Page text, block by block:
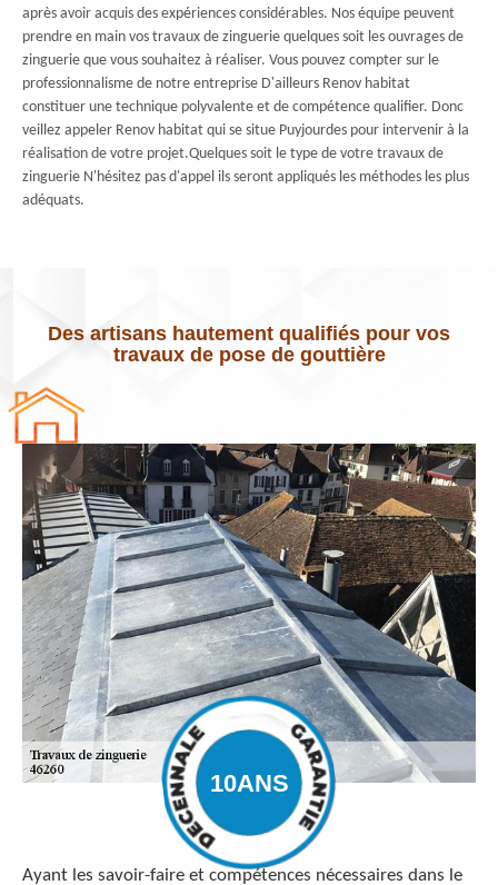
après avoir acquis des expériences considérables. Nos équipe peuvent
prendre en main vos travaux de zinguerie quelques soit les ouvrages de
zinguerie que vous souhaitez à réaliser. Vous pouvez compter sur le
professionnalisme de notre entreprise D'ailleurs Renov habitat
constituer une technique polyvalente et de compétence qualifier. Donc
veillez appeler Renov habitat qui se situe Puyjourdes pour intervenir à la
réalisation de votre projet.Quelques soit le type de votre travaux de
zinguerie N'hésitez pas d'appel ils seront appliqués les méthodes les plus
adéquats.
Des artisans hautement qualifiés pour vos
travaux de pose de gouttière
Ayant les savoir-faire et compétences nécessaires dans le